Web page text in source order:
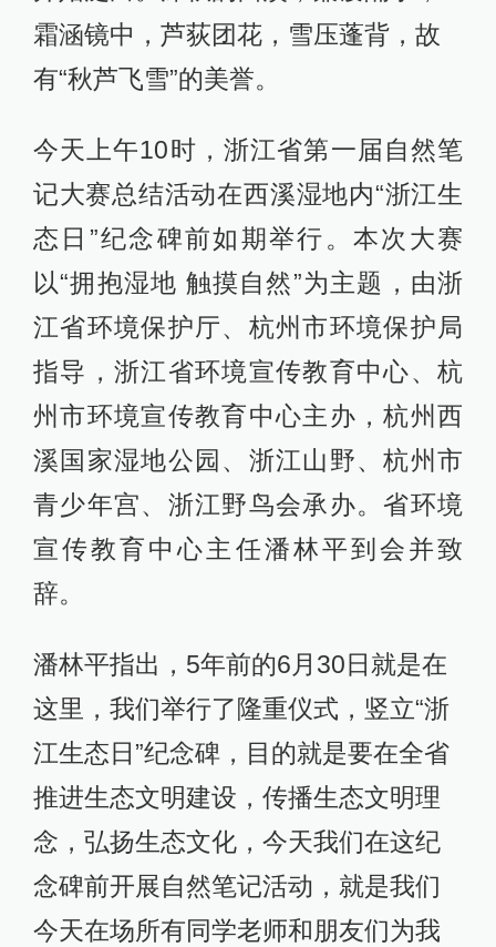
霜涵镜中，芦荻团花，雪压蓬背，故
有“秋芦飞雪”的美誉。
今天上午10时，浙江省第一届自然笔
记大赛总结活动在西溪湿地内“浙江生
态日”纪念碑前如期举行。本次大赛
以“拥抱湿地 触摸自然”为主题，由浙
江省环境保护厅、杭州市环境保护局
指导，浙江省环境宣传教育中心、杭
州市环境宣传教育中心主办，杭州西
溪国家湿地公园、浙江山野、杭州市
青少年宫、浙江野鸟会承办。省环境
宣传教育中心主任潘林平到会并致
辞。
潘林平指出，5年前的6月30日就是在
这里，我们举行了隆重仪式，竖立“浙
江生态日”纪念碑，目的就是要在全省
推进生态文明建设，传播生态文明理
念，弘扬生态文化，今天我们在这纪
念碑前开展自然笔记活动，就是我们
今天在场所有同学老师和朋友们为我